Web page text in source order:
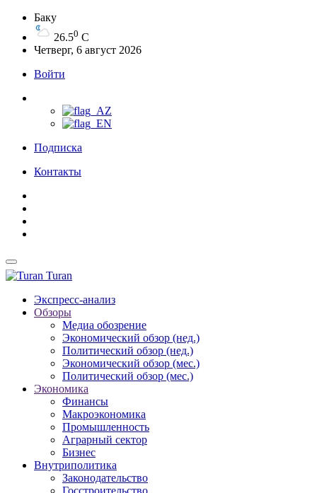
Баку
26.50 C
Четверг, 6 август 2026
Войти
Подписка
Контакты
Turan
Экспресс-анализ
Обзоры
Медиа обозрение
Экономический обзор (нед.)
Политический обзор (нед.)
Экономический обзор (мес.)
Политический обзор (мес.)
Экономика
Финансы
Макроэкономика
Промышленность
Аграрный сектор
Бизнес
Внутриполитика
Законодательство
Госстроительство